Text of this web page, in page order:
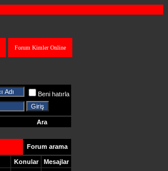
Forum Kimler Online
Beni hatırla
Ara
Forum arama
Konular Mesajlar